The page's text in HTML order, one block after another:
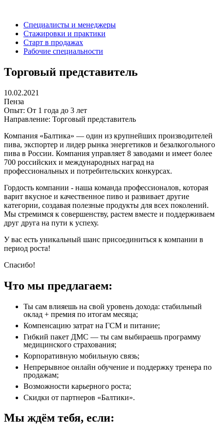
Специалисты и менеджеры
Стажировки и практики
Старт в продажах
Рабочие специальности
Торговый представитель
10.02.2021
Пенза
Опыт: От 1 года до 3 лет
Направление: Торговый представитель
Компания «Балтика» — один из крупнейших производителей
пива, экспортер и лидер рынка энергетиков и безалкогольного
пива в России. Компания управляет 8 заводами и имеет более
700 российских и международных наград на
профессиональных и потребительских конкурсах.
Гордость компании - наша команда профессионалов, которая
варит вкусное и качественное пиво и развивает другие
категории, создавая полезные продукты для всех поколений.
Мы стремимся к совершенству, растем вместе и поддерживаем
друг друга на пути к успеху.
У вас есть уникальный шанс присоединиться к компании в
период роста!
Спасибо!
Что мы предлагаем:
Ты сам влияешь на свой уровень дохода: стабильный
оклад + премия по итогам месяца;
Компенсацию затрат на ГСМ и питание;
Гибкий пакет ДМС — ты сам выбираешь программу
медицинского страхования;
Корпоративную мобильную связь;
Непрерывное онлайн обучение и поддержку тренера по
продажам;
Возможности карьерного роста;
Скидки от партнеров «Балтики».
Мы ждём тебя, если: